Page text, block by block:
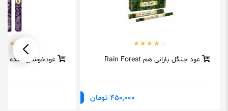
عود جنگل بارانی هم Rain Forest
450,000 تومان
عودخوشبوکننده